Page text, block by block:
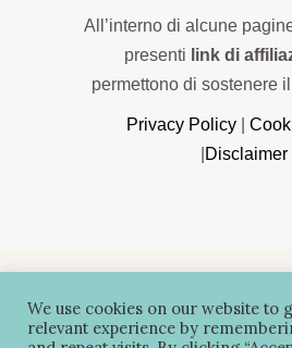
All’interno di alcune
presenti link di
permettono di sostenere
Privacy Policy
Disclaimer
riproduzione anche
01296060864
We use cookies on our website to
relevant experience by